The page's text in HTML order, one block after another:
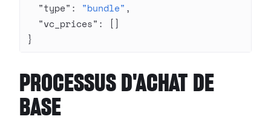
  "type"
: "bundle" ,
  "vc_prices"
: []
}
PROCESSUS D'ACHAT DE
BASE